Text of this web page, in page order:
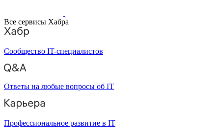
Все сервисы Хабра
Сообщество IT-специалистов
Ответы на любые вопросы об IT
Профессиональное развитие в IT